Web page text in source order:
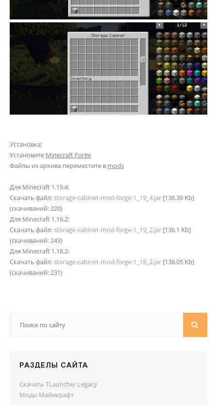
Установка:
Установите Minecraft Forge
Файлы из архива переместите в mods
Для Minecraft 1.19.4:
Скачать файл:storage-cabinet-mod-forge-1_19_4.jar
(cкачиваний: 220)
Для Minecraft 1.19.2:
Скачать файл:storage-cabinet-mod-forge-1_19_2.jar
(cкачиваний: 243)
Для Minecraft 1.18.2:
Скачать файл:storage-cabinet-mod-forge-1_18_2.jar
(cкачиваний: 231)
РАЗДЕЛЫ САЙТА
Скачать TLauncher Legacy
Моды Майнкрафт